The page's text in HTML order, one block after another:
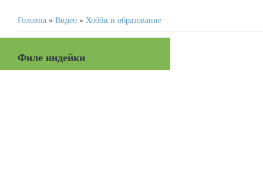
Головна » Видео » Хобби и образование
Филе индейки